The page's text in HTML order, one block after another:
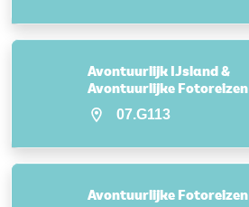
Avontuurlijk IJsland &
Avontuurlijke Fotoreizen
07.G113
Avontuurlijke Fotoreizen